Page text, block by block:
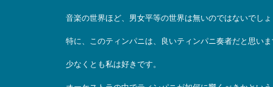
音楽の世界ほど、男女平等の世界は無いのではないでし
特に、このティンパニは、良いティンパニ奏者だと思い
少なくとも私は好きです。